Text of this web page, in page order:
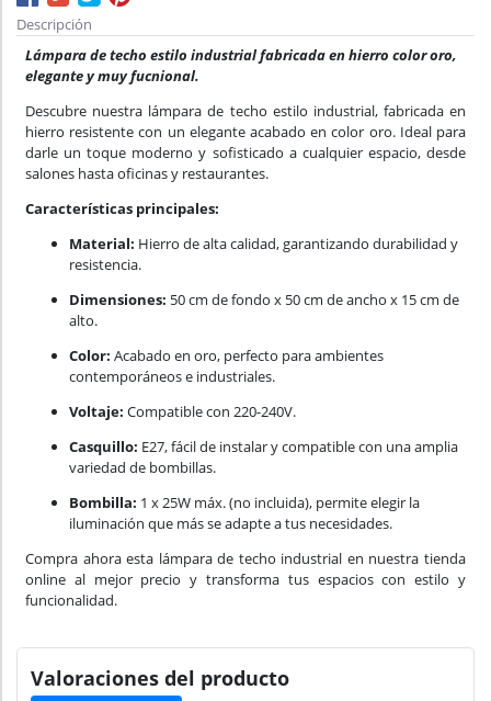
Descripción
Lámpara de techo estilo industrial fabricada en hierro color oro,
elegante y muy fucnional.
Descubre nuestra lámpara de techo estilo industrial, fabricada en
hierro resistente con un elegante acabado en color oro. Ideal para
darle un toque moderno y sofisticado a cualquier espacio, desde
salones hasta oficinas y restaurantes.
Características principales:
Material: Hierro de alta calidad, garantizando durabilidad y
resistencia.
Dimensiones: 50 cm de fondo x 50 cm de ancho x 15 cm de
alto.
Color: Acabado en oro, perfecto para ambientes
contemporáneos e industriales.
Voltaje: Compatible con 220-240V.
Casquillo: E27, fácil de instalar y compatible con una amplia
variedad de bombillas.
Bombilla: 1 x 25W máx. (no incluida), permite elegir la
iluminación que más se adapte a tus necesidades.
Compra ahora esta lámpara de techo industrial en nuestra tienda
online al mejor precio y transforma tus espacios con estilo y
funcionalidad.
Valoraciones del producto